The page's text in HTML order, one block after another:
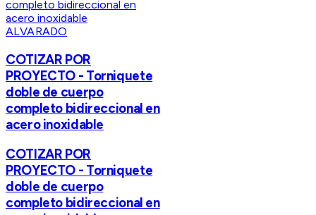
ALVARADO
COTIZAR POR
PROYECTO - Torniquete
doble de cuerpo
completo bidireccional en
acero inoxidable
COTIZAR POR
PROYECTO - Torniquete
doble de cuerpo
completo bidireccional en